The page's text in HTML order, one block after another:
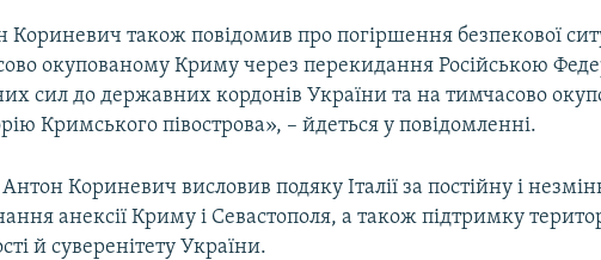
Кориневич також повідомив про погіршення безпекової
окупованому Криму через перекидання Російською
сил до державних кордонів України та на тимчасово
Кримського півострова», – йдеться у повідомленні.
Кориневич висловив подяку Італії за постійну і
анексії Криму і Севастополя, а також підтримку
й суверенітету України.